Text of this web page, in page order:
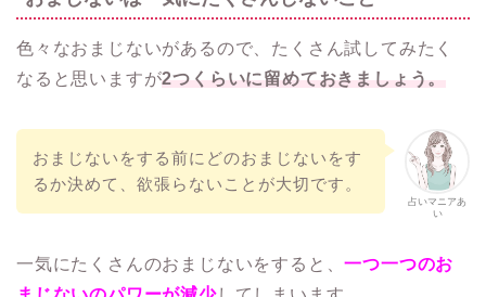
色々なおまじないがあるので、たくさん試してみたく
なると思いますが2つくらいに留めておきましょう。
占いマニアあ
い
おまじないをする前にどのおまじないをす
るか決めて、欲張らないことが大切です。
一気にたくさんのおまじないをすると、一つ一つのお